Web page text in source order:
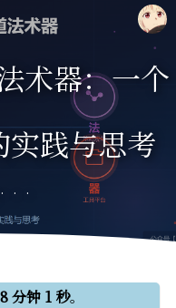
术器：一个
践与思考
8 分钟 1 秒。